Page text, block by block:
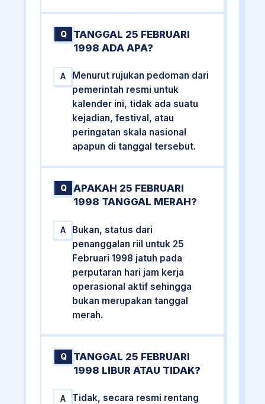
Q
TANGGAL 25 FEBRUARI
1998 ADA APA?
A
Menurut rujukan pedoman dari
pemerintah resmi untuk
kalender ini, tidak ada suatu
kejadian, festival, atau
peringatan skala nasional
apapun di tanggal tersebut.
Q
APAKAH 25 FEBRUARI
1998 TANGGAL MERAH?
A
Bukan, status dari
penanggalan riil untuk 25
Februari 1998 jatuh pada
perputaran hari jam kerja
operasional aktif sehingga
bukan merupakan tanggal
merah.
Q
TANGGAL 25 FEBRUARI
1998 LIBUR ATAU TIDAK?
A
Tidak, secara resmi rentang